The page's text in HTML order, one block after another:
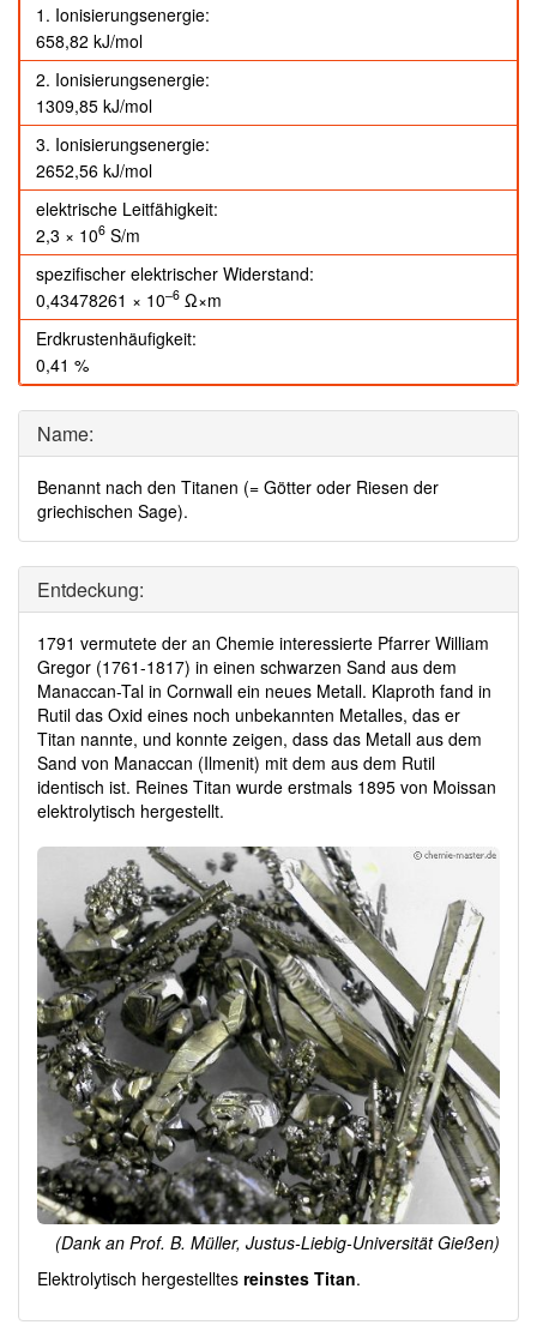
1. Ionisierungsenergie:
658,82 kJ/mol
2. Ionisierungsenergie:
1309,85 kJ/mol
3. Ionisierungsenergie:
2652,56 kJ/mol
elektrische Leitfähigkeit:
2,3 × 106S/m
spezifischer elektrischer Widerstand:
0,43478261 × 10–6Ω×m
Erdkrustenhäufigkeit:
0,41 %
Name:
Benannt nach den Titanen (= Götter oder Riesen der
griechischen Sage).
Entdeckung:
1791 vermutete der an Chemie interessierte Pfarrer William
Gregor (1761-1817) in einen schwarzen Sand aus dem
Manaccan-Tal in Cornwall ein neues Metall. Klaproth fand in
Rutil das Oxid eines noch unbekannten Metalles, das er
Titan nannte, und konnte zeigen, dass das Metall aus dem
Sand von Manaccan (Ilmenit) mit dem aus dem Rutil
identisch ist. Reines Titan wurde erstmals 1895 von Moissan
elektrolytisch hergestellt.
(Dank an Prof. B. Müller, Justus-Liebig-Universität Gießen)
Elektrolytisch hergestelltes reinstes Titan.